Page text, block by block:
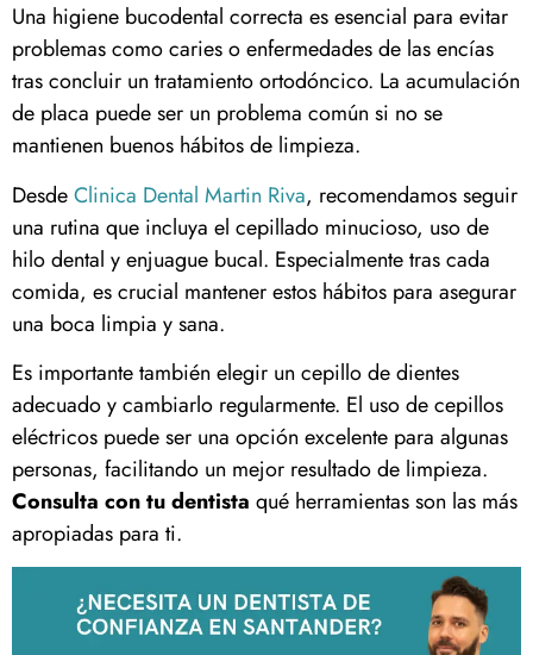
Una higiene bucodental correcta es esencial para evitar
problemas como caries o enfermedades de las encías
tras concluir un tratamiento ortodóncico. La acumulación
de placa puede ser un problema común si no se
mantienen buenos hábitos de limpieza.
DesdeClinica Dental Martin Riva, recomendamos seguir
una rutina que incluya el cepillado minucioso, uso de
hilo dental y enjuague bucal. Especialmente tras cada
comida, es crucial mantener estos hábitos para asegurar
una boca limpia y sana.
Es importante también elegir un cepillo de dientes
adecuado y cambiarlo regularmente. El uso de cepillos
eléctricos puede ser una opción excelente para algunas
personas, facilitando un mejor resultado de limpieza.
Consulta con tu dentista qué herramientas son las más
apropiadas para ti.